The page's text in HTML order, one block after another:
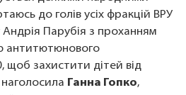
до голів усіх фракцій ВРУ
Парубія з проханням
антитютюнового
захистити дітей від
наголосила Ганна Гопко,